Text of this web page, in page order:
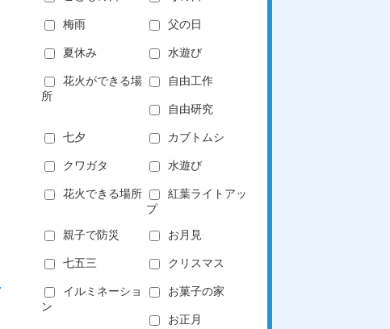
梅雨 父の日
夏休み 水遊び
花火ができる場
所
自由工作
自由研究
七夕 カブトムシ
クワガタ 水遊び
花火できる場所
紅葉ライトアッ
プ
親子で防災 お月見
七五三 クリスマス
イルミネーショ
ン
お菓子の家
お正月